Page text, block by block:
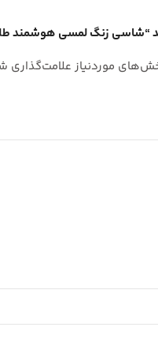
“شاسی زنگ لمسی هوشمند
موردنیاز علامت‌گذاری